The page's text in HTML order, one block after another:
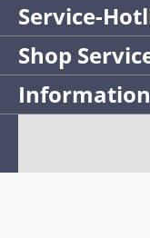
Service-
Shop
Information